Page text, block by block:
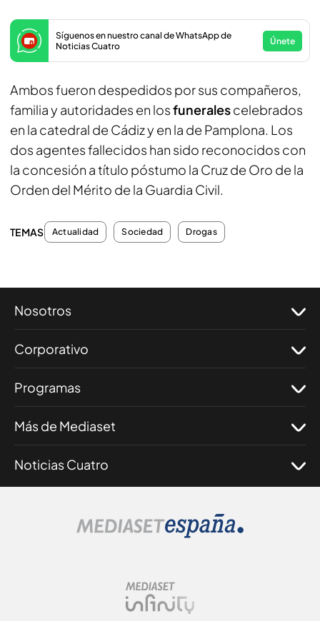
Síguenos en nuestro canal de WhatsApp de
Noticias Cuatro
Únete
Ambos fueron despedidos por sus compañeros,
familia y autoridades en losfuneralescelebrados
en la catedral de Cádiz y en la de Pamplona. Los
dos agentes fallecidos han sido reconocidos con
la concesión a título póstumo la Cruz de Oro de la
Orden del Mérito de la Guardia Civil.
TEMAS Actualidad Sociedad Drogas
Nosotros
Corporativo
Programas
Más de Mediaset
Noticias Cuatro